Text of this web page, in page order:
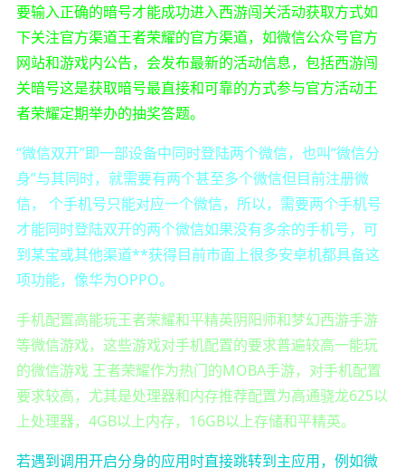
要输入正确的暗号才能成功进入西游闯关活动获取方式如
下关注官方渠道王者荣耀的官方渠道，如微信公众号官方
网站和游戏内公告，会发布最新的活动信息，包括西游闯
关暗号这是获取暗号最直接和可靠的方式参与官方活动王
者荣耀定期举办的抽奖答题。
“微信双开”即一部设备中同时登陆两个微信，也叫“微信分
身”与其同时，就需要有两个甚至多个微信但目前注册微
信， 个手机号只能对应一个微信，所以，需要两个手机号
才能同时登陆双开的两个微信如果没有多余的手机号，可
到某宝或其他渠道**获得目前市面上很多安卓机都具备这
项功能，像华为OPPO。
手机配置高能玩王者荣耀和平精英阴阳师和梦幻西游手游
等微信游戏，这些游戏对手机配置的要求普遍较高一能玩
的微信游戏 王者荣耀作为热门的MOBA手游，对手机配置
要求较高，尤其是处理器和内存推荐配置为高通骁龙625以
上处理器，4GB以上内存，16GB以上存储和平精英。
若遇到调用开启分身的应用时直接跳转到主应用，例如微